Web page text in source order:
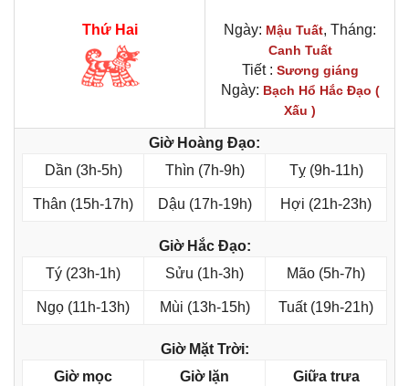
Thứ Hai Ngày: Mậu Tuất, Tháng:
Canh Tuất
Tiết : Sương giáng
Ngày: Bạch Hổ Hắc Đạo (
Xấu )
Giờ Hoàng Đạo:
Dần (3h-5h)
Thìn (7h-9h) Tỵ (9h-11h)
Thân (15h-17h) Dậu (17h-19h) Hợi (21h-23h)
Giờ Hắc Đạo:
Tý (23h-1h)
Sửu (1h-3h) Mão (5h-7h)
Ngọ (11h-13h) Mùi (13h-15h) Tuất (19h-21h)
Giờ Mặt Trời:
Giờ mọc
Giờ lặn Giữa trưa